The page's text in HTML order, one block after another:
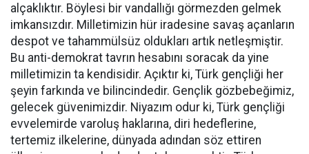
alçaklıktır. Böylesi bir vandallığı görmezden gelmek
imkansızdır. Milletimizin hür iradesine savaş açanların
despot ve tahammülsüz oldukları artık netleşmiştir.
Bu anti-demokrat tavrın hesabını soracak da yine
milletimizin ta kendisidir. Açıktır ki, Türk gençliği her
şeyin farkında ve bilincindedir. Gençlik gözbebeğimiz,
gelecek güvenimizdir. Niyazım odur ki, Türk gençliği
evvelemirde varoluş haklarına, diri hedeflerine,
tertemiz ilkelerine, dünyada adından söz ettiren